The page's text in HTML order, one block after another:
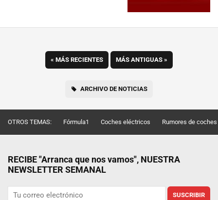
« MÁS RECIENTES MÁS ANTIGUAS »
ARCHIVO DE NOTICIAS
OTROS TEMAS: Fórmula1 Coches eléctricos Rumores de coches
RECIBE "Arranca que nos vamos", NUESTRA
NEWSLETTER SEMANAL
SUSCRIBIR